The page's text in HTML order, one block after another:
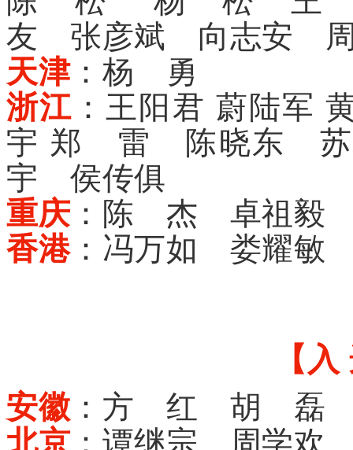
友 张彦斌 向志安
天津：杨 勇
浙江 ：王阳君 蔚陆
宇 郑 雷 陈晓东 苏
宇 侯传俱
重庆 ：陈 杰 卓祖毅
香港：冯万如 娄耀
【
安徽 ：方 红 胡 磊
北京 ：谭继宗 周学欢